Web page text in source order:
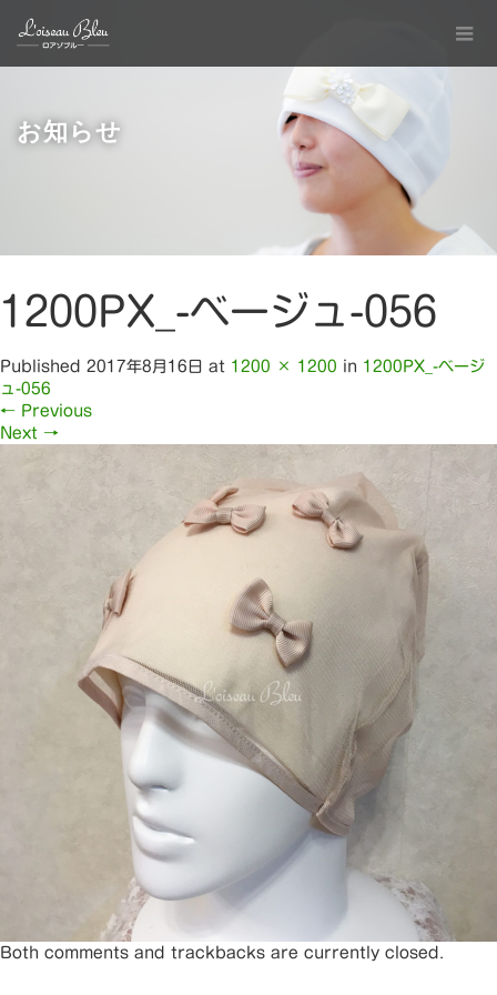
お知らせ
1200PX_-ベージュ-056
Published 2017年8月16日 at 1200 × 1200 in 1200PX_-ベージ
ュ-056
← Previous
Next →
Both comments and trackbacks are currently closed.